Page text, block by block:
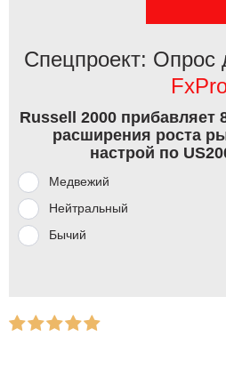
Спецпроект: Опрос
Russell 2000 прибавляет
расширения роста
настрой по
Медвежий
Нейтральный
Бычий